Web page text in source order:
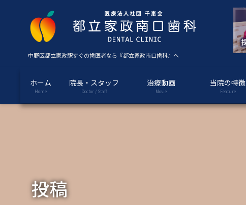
移
中野区都立家政駅すぐの歯医者なら『都立家政南口歯科』へ
ホーム
Home
院長・スタッフ
Doctor / Staff
治療動画
Movie
当院の特徴
Feature
投稿